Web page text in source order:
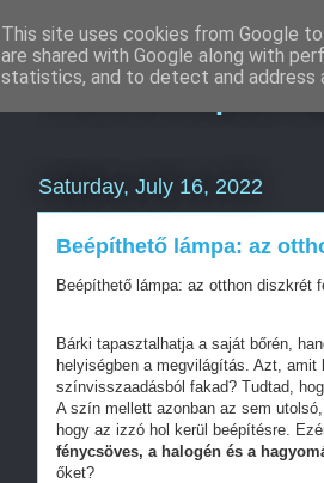
Saturday, July 16, 2022
Beépíthető lámpa: az
Beépíthető lámpa: az otthon diszkrét
Bárki tapasztalhatja a saját bőrén,
helyiségben a megvilágítás. Azt,
színvisszaadásból fakad? Tudtad,
A szín mellett azonban az sem
hogy az izzó hol kerül beépítésre.
fénycsöves, a halogén és a
őket?
This site uses cookies from Google
are shared with Google along with
statistics, and to detect and address